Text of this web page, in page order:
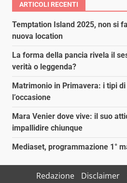
ARTICOLI RECENTI
Temptation Island 2025, non si
nuova location
La forma della pancia rivela il
verità o leggenda?
Matrimonio in Primavera: i tipi
l’occasione
Mara Venier dove vive: il suo
impallidire chiunque
Mediaset, programmazione 1°
Redazione Disclaimer